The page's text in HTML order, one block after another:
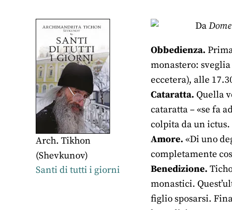
Arch. Tikhon
(Shevkunov)
Santi di tutti i giorni
Da
Obbedienza.
monastero:
eccetera), alle
Cataratta. Quella
cataratta – «se fa
colpita da un ictus.
Amore. «Di uno
completamente
Benedizione.
monastici.
figlio sposarsi.